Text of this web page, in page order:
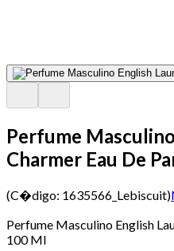
Perfume
Charmer Eau De
(C�digo: 1635566_Lebiscuit)
Perfume Masculino English
100 Ml